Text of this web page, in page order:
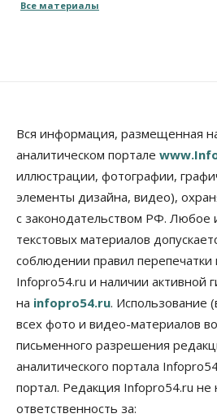
06 Августа 2026, 15:53
Бизнес
Правительство России
выпуск бензина «Евро-3»
06 Августа 2026, 14:00
Общество
«За тех, у кого от
настоящая борьба»: вузы
обзванивают новосибирских
перед зачислением
06 Августа 2026, 13:00
Власть
Режим ЧС ввели в Омской
06 Августа 2026, 12:15
Новосибирск готовится к
Путина
Все материалы
Вся информация, размещенная
аналитическом портале
иллюстрации, фотографии,
элементы дизайна, видео),
с законодательством РФ. Любое
текстовых материалов
соблюдении правил
Infopro54.ru и наличии активной
на infopro54.ru. Использование
всех фото и видео-материалов
письменного разрешения
аналитического портала
портал. Редакция Infopro54.ru не
ответственность за: